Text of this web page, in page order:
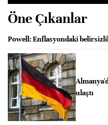
Öne Çıkanlar
Powell: Enflasyondaki
ulaştı